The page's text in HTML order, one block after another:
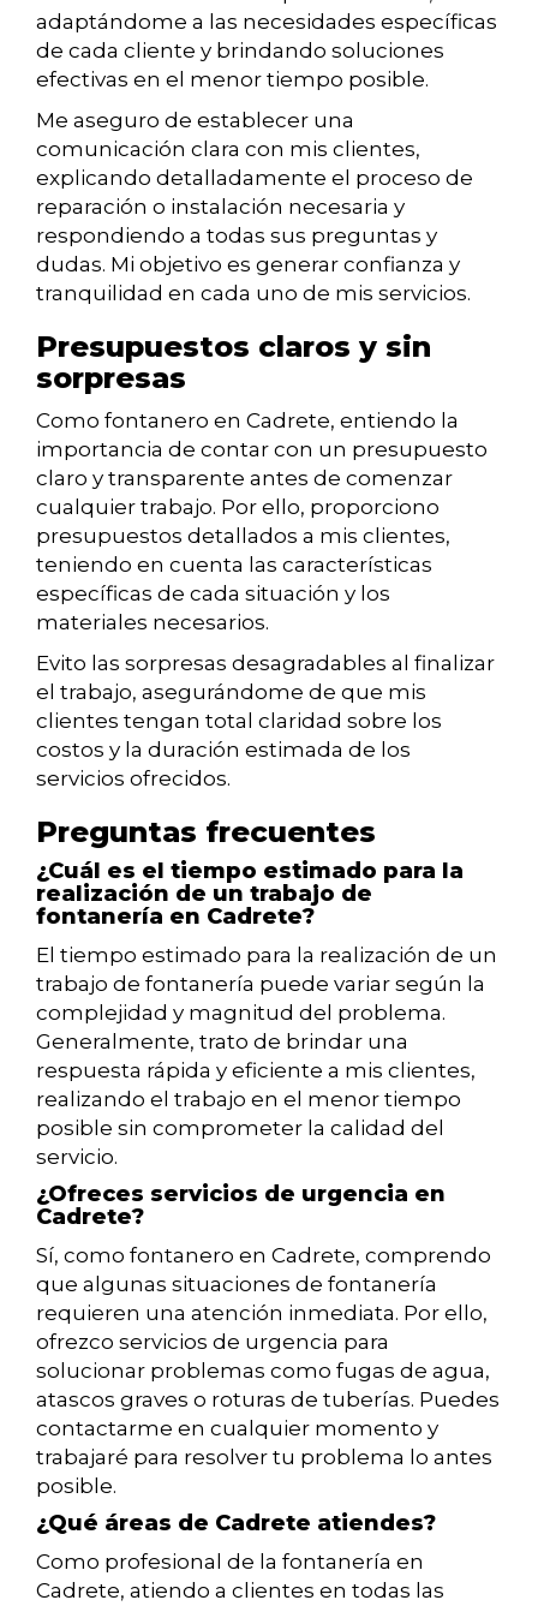
adaptándome a las necesidades específicas
de cada cliente y brindando soluciones
efectivas en el menor tiempo posible.
Me aseguro de establecer una
comunicación clara con mis clientes,
explicando detalladamente el proceso de
reparación o instalación necesaria y
respondiendo a todas sus preguntas y
dudas. Mi objetivo es generar confianza y
tranquilidad en cada uno de mis servicios.
Presupuestos claros y sin
sorpresas
Como fontanero en Cadrete, entiendo la
importancia de contar con un presupuesto
claro y transparente antes de comenzar
cualquier trabajo. Por ello, proporciono
presupuestos detallados a mis clientes,
teniendo en cuenta las características
específicas de cada situación y los
materiales necesarios.
Evito las sorpresas desagradables al finalizar
el trabajo, asegurándome de que mis
clientes tengan total claridad sobre los
costos y la duración estimada de los
servicios ofrecidos.
Preguntas frecuentes
¿Cuál es el tiempo estimado para la
realización de un trabajo de
fontanería en Cadrete?
El tiempo estimado para la realización de un
trabajo de fontanería puede variar según la
complejidad y magnitud del problema.
Generalmente, trato de brindar una
respuesta rápida y eficiente a mis clientes,
realizando el trabajo en el menor tiempo
posible sin comprometer la calidad del
servicio.
¿Ofreces servicios de urgencia en
Cadrete?
Sí, como fontanero en Cadrete, comprendo
que algunas situaciones de fontanería
requieren una atención inmediata. Por ello,
ofrezco servicios de urgencia para
solucionar problemas como fugas de agua,
atascos graves o roturas de tuberías. Puedes
contactarme en cualquier momento y
trabajaré para resolver tu problema lo antes
posible.
¿Qué áreas de Cadrete atiendes?
Como profesional de la fontanería en
Cadrete, atiendo a clientes en todas las